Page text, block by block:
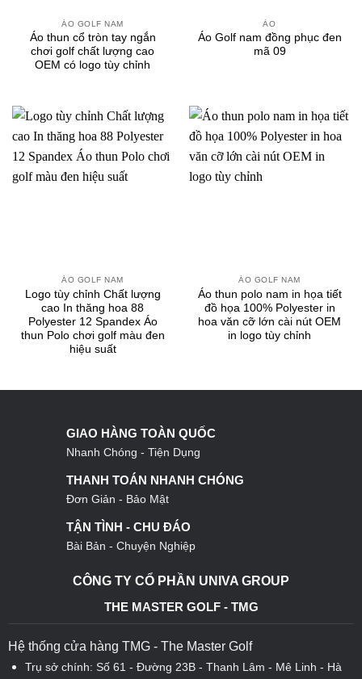
ÁO GOLF NAM
Áo thun cổ tròn tay ngắn
chơi golf chất lượng cao
OEM có logo tùy chỉnh
ÁO
Áo Golf nam đồng phục đen
mã 09
ÁO GOLF NAM
Logo tùy chỉnh Chất lượng
cao In thăng hoa 88
Polyester 12 Spandex Áo
thun Polo chơi golf màu đen
hiệu suất
ÁO GOLF NAM
Áo thun polo nam in họa tiết
đồ họa 100% Polyester in
hoa văn cỡ lớn cài nút OEM
in logo tùy chỉnh
GIAO HÀNG TOÀN QUỐC
Nhanh Chóng - Tiện Dụng
THANH TOÁN NHANH CHÓNG
Đơn Giản - Bảo Mật
TẬN TÌNH - CHU ĐÁO
Bài Bản - Chuyện Nghiệp
CÔNG TY CỔ PHẦN UNIVA GROUP
THE MASTER GOLF - TMG
Hệ thống cửa hàng TMG - The Master Golf
Trụ sở chính: Số 61 - Đường 23B - Thanh Lâm - Mê Linh - Hà